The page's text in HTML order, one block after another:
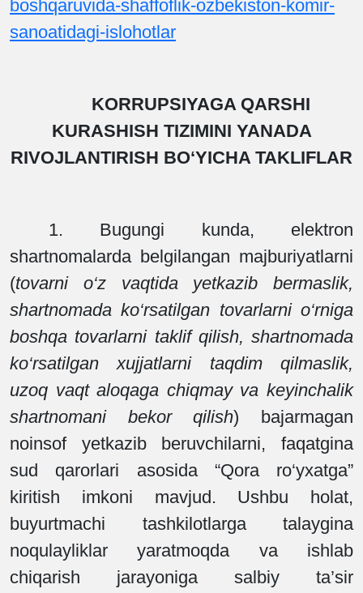
boshqaruvida-shaffoflik-ozbekiston-komir-
sanoatidagi-islohotlar
KORRUPSIYAGA QARSHI
KURASHISH TIZIMINI YANADA
RIVOJLANTIRISH BO‘YICHA TAKLIFLAR
1. Bugungi kunda, elektron
shartnomalarda belgilangan majburiyatlarni
(tovarni o‘z vaqtida yetkazib bermaslik,
shartnomada ko‘rsatilgan tovarlarni o‘rniga
boshqa tovarlarni taklif qilish, shartnomada
ko‘rsatilgan xujjatlarni taqdim qilmaslik,
uzoq vaqt aloqaga chiqmay va keyinchalik
shartnomani bekor qilish) bajarmagan
noinsof yetkazib beruvchilarni, faqatgina
sud qarorlari asosida “Qora ro‘yxatga”
kiritish imkoni mavjud. Ushbu holat,
buyurtmachi tashkilotlarga talaygina
noqulayliklar yaratmoqda va ishlab
chiqarish jarayoniga salbiy ta’sir